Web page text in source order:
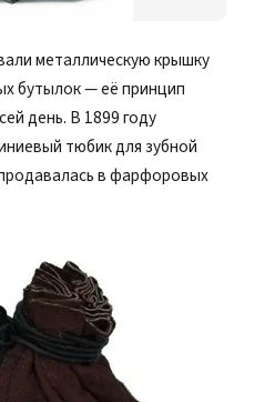
металлическую крышку
бутылок — её принцип
день. В 1899 году
тюбик для зубной
в фарфоровых